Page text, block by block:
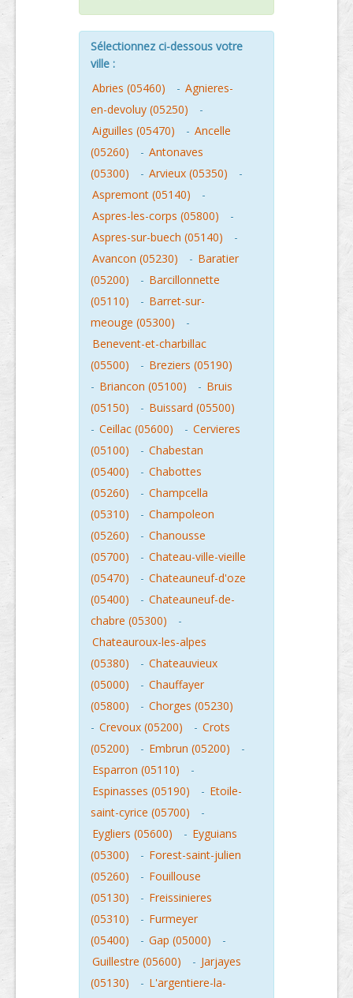
Sélectionnez ci-dessous votre
ville :
Abries (05460)
- Agnieres-
en-devoluy (05250)
-
Aiguilles (05470)
- Ancelle
(05260)
- Antonaves
(05300)
- Arvieux (05350)
-
Aspremont (05140)
-
Aspres-les-corps (05800)
-
Aspres-sur-buech (05140)
-
Avancon (05230)
- Baratier
(05200)
- Barcillonnette
(05110)
- Barret-sur-
meouge (05300)
-
Benevent-et-charbillac
(05500)
- Breziers (05190)
- Briancon (05100) - Bruis
(05150)
- Buissard (05500)
- Ceillac (05600) - Cervieres
(05100)
- Chabestan
(05400)
- Chabottes
(05260)
- Champcella
(05310)
- Champoleon
(05260)
- Chanousse
(05700)
- Chateau-ville-vieille
(05470)
- Chateauneuf-d'oze
(05400)
- Chateauneuf-de-
chabre (05300)
-
Chateauroux-les-alpes
(05380)
- Chateauvieux
(05000)
- Chauffayer
(05800)
- Chorges (05230)
- Crevoux (05200) - Crots
(05200)
- Embrun (05200)
-
Esparron (05110)
-
Espinasses (05190)
- Etoile-
saint-cyrice (05700)
-
Eygliers (05600)
- Eyguians
(05300)
- Forest-saint-julien
(05260)
- Fouillouse
(05130)
- Freissinieres
(05310)
- Furmeyer
(05400)
- Gap (05000)
-
Guillestre (05600)
- Jarjayes
(05130)
- L'argentiere-la-